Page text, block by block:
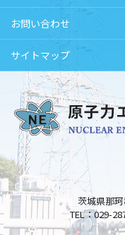
お問い合わせ
サイトマップ
茨城県那
TEL：029-